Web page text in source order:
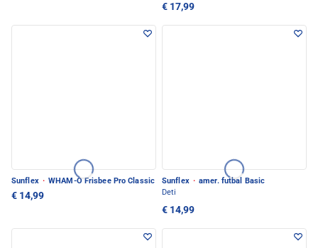
€ 17,99
Sunflex · WHAM-O Frisbee Pro Classic
€ 14,99
Sunflex · amer. futbal Basic
Deti
€ 14,99